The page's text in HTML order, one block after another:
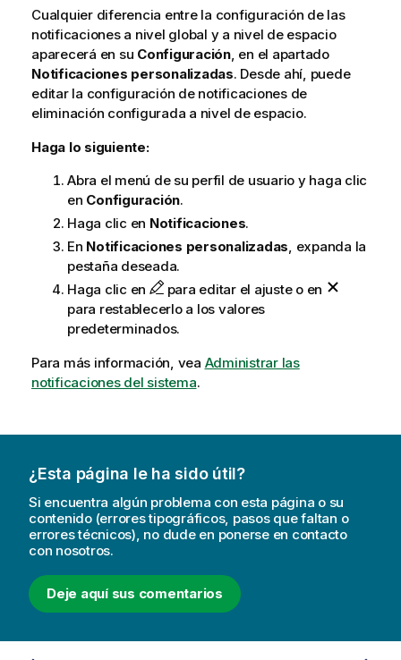
Cualquier diferencia entre la configuración de las
notificaciones a nivel global y a nivel de espacio
aparecerá en su Configuración, en el apartado
Notificaciones personalizadas. Desde ahí, puede
editar la configuración de notificaciones de
eliminación configurada a nivel de espacio.
Haga lo siguiente:
Abra el menú de su perfil de usuario y haga clic
en Configuración.
Haga clic en Notificaciones.
En Notificaciones personalizadas, expanda la
pestaña deseada.
Haga clic en
para editar el ajuste o en
para restablecerlo a los valores
predeterminados.
Para más información, vea Administrar las
notificaciones del sistema.
¿Esta página le ha sido útil?
Si encuentra algún problema con esta página o su
contenido (errores tipográficos, pasos que faltan o
errores técnicos), no dude en ponerse en contacto
con nosotros.
Deje aquí sus comentarios